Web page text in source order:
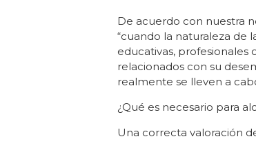
De acuerdo con nuestra
“cuando la naturaleza de
educativas, profesionales
relacionados con su
realmente se lleven a
¿Qué es necesario para
Una correcta valoración